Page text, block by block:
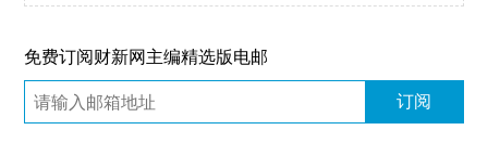
免费订阅财新网主编精选版电邮
订阅